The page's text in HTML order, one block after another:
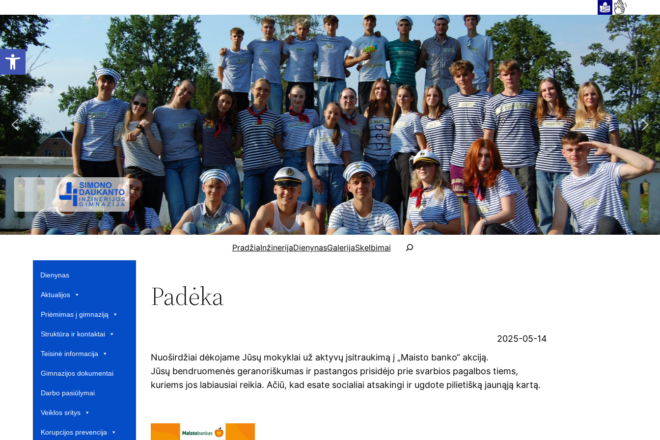
Open toolbar
PradžiaInžinerijaDienynasGalerijaSkelbimai
a
Dienynas
Aktualijos
Priėmimas į gimnaziją
Struktūra ir kontaktai
Teisinė informacija
Gimnazijos dokumentai
Darbo pasiūlymai
Veiklos sritys
Korupcijos prevencija
Padėka
2025-05-14
Nuoširdžiai dėkojame Jūsų mokyklai už aktyvų įsitraukimą į „Maisto banko“ akciją.
Jūsų bendruomenės geranoriškumas ir pastangos prisidėjo prie svarbios pagalbos tiems,
kuriems jos labiausiai reikia. Ačiū, kad esate socialiai atsakingi ir ugdote pilietišką jaunąją kartą.